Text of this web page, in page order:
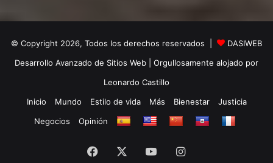
© Copyright 2026, Todos los derechos reservados |
DASIWEB
Desarrollo Avanzado de Sitios Web | Orgullosamente alojado por
Leonardo Castillo
Inicio
Mundo Estilo de vida Más Bienestar
Justicia
Negocios
Opinión
Facebook YouTubeInstagram